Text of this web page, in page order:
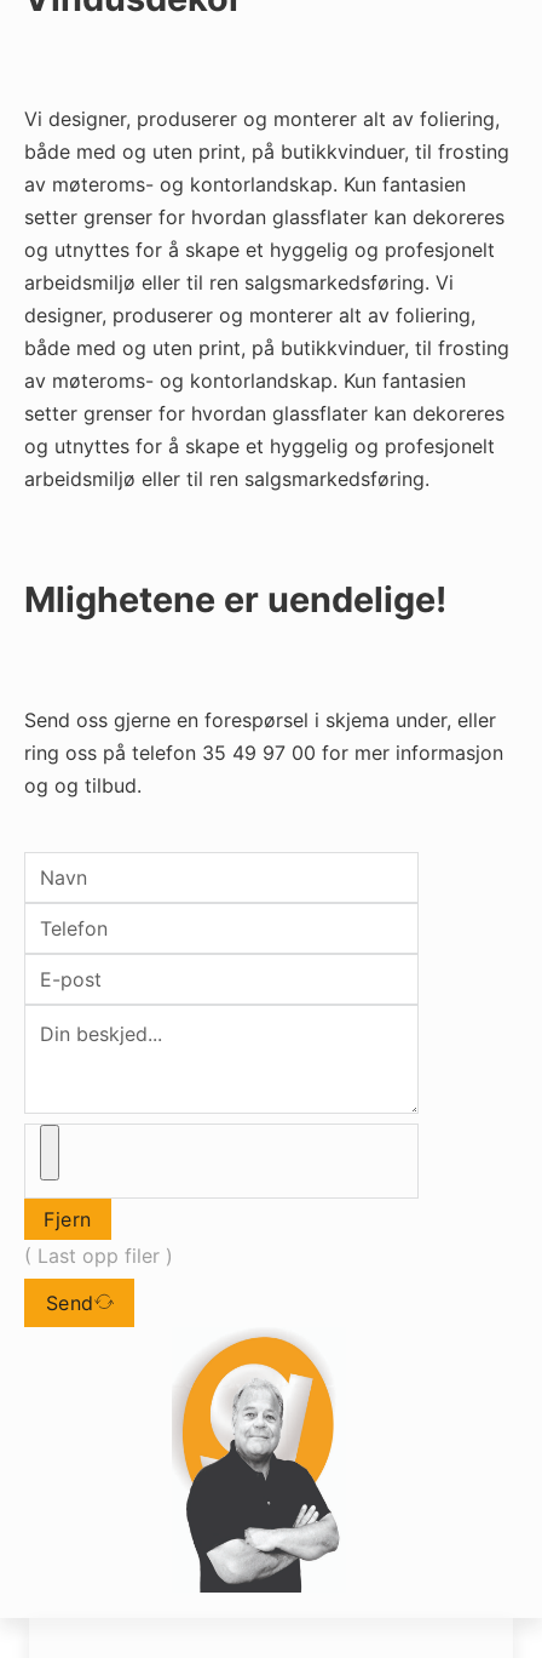
Vi designer, produserer og monterer alt av foliering,
både med og uten print, på butikkvinduer, til frosting
av møteroms- og kontorlandskap. Kun fantasien
setter grenser for hvordan glassflater kan dekoreres
og utnyttes for å skape et hyggelig og profesjonelt
arbeidsmiljø eller til ren salgsmarkedsføring. Vi
designer, produserer og monterer alt av foliering,
både med og uten print, på butikkvinduer, til frosting
av møteroms- og kontorlandskap. Kun fantasien
setter grenser for hvordan glassflater kan dekoreres
og utnyttes for å skape et hyggelig og profesjonelt
arbeidsmiljø eller til ren salgsmarkedsføring.
Mlighetene er uendelige!
Send oss gjerne en forespørsel i skjema under, eller
ring oss på telefon 35 49 97 00 for mer informasjon
og og tilbud.
Fjern
( Last opp filer )
Send